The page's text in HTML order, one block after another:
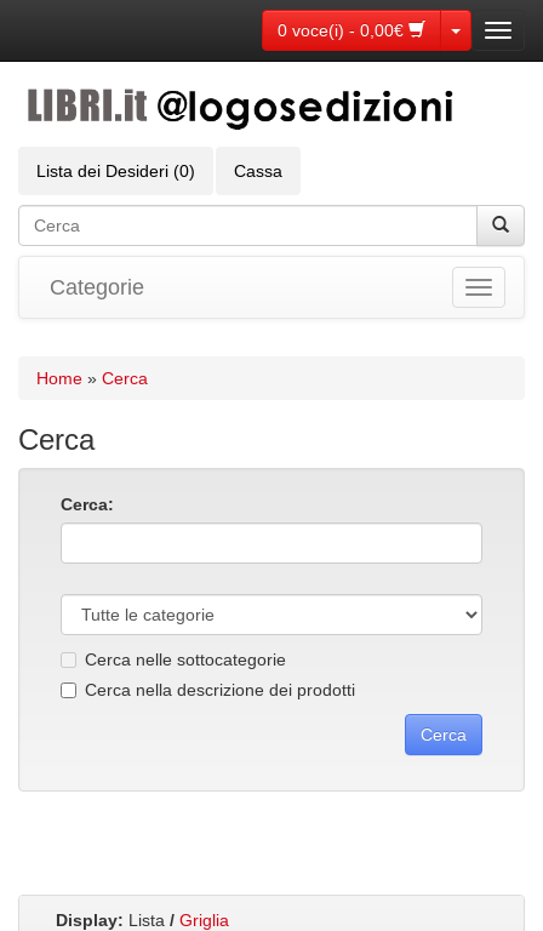
0 voce(i) - 0,00€ Toggle
Lista dei Desideri (0) Cassa
Toggle
Categorie
Home » Cerca
Cerca
Cerca:
Cerca nelle sottocategorie
Cerca nella descrizione dei prodotti
Display: Lista / Griglia